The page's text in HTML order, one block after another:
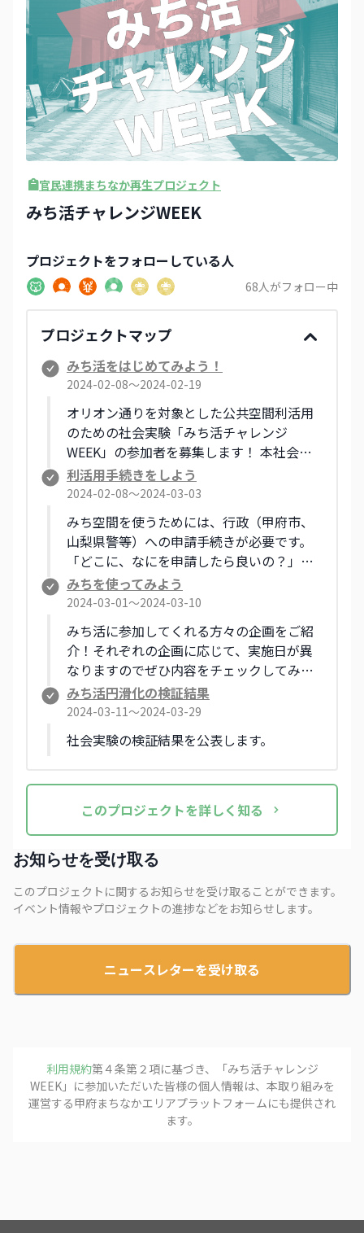
官民連携まちなか再生プロジェクト
みち活チャレンジWEEK
プロジェクトをフォローしている人
68人がフォロー中
プロジェクトマップ
みち活をはじめてみよう！
2024-02-08〜2024-02-19
オリオン通りを対象とした公共空間利活用
のための社会実験「みち活チャレンジ
WEEK」の参加者を募集します！ 本社会実
験は、まちの空間である公共空間をより使
いやすい環境にすることで、まちの魅力化
とできるかな？と迷うことでも、まずは気
軽にご相談ください。 関心のある方、参加
してみたいという方は、「相談シート」に
記入の上、甲府市地域デザイン課へご連絡
ください。
利活用手続きをしよう
2024-02-08〜2024-03-03
みち空間を使うためには、行政（甲府市、
山梨県警等）への申請手続きが必要です。
「どこに、なにを申請したら良いの？」が
分かりづらいという声から、本社会実験で
は、期間限定の『みち使いガイドブック』
て、申請手続きにチャレンジしてみましょ
う！
みちを使ってみよう
2024-03-01〜2024-03-10
みち活に参加してくれる方々の企画をご紹
介！それぞれの企画に応じて、実施日が異
なりますのでぜひ内容をチェックしてみて
くださいね。【社会実験実施日：
3/4（月）〜3/10（日）】
みち活円滑化の検証結果
2024-03-11〜2024-03-29
社会実験の検証結果を公表します。
このプロジェクトを詳しく知る
お知らせを受け取る
このプロジェクトに関するお知らせを受け取ることができます。
イベント情報やプロジェクトの進捗などをお知らせします。
ニュースレターを受け取る
利用規約第４条第２項に基づき、「みち活チャレンジ
WEEK」に参加いただいた皆様の個人情報は、本取り組みを
運営する甲府まちなかエリアプラットフォームにも提供され
ます。